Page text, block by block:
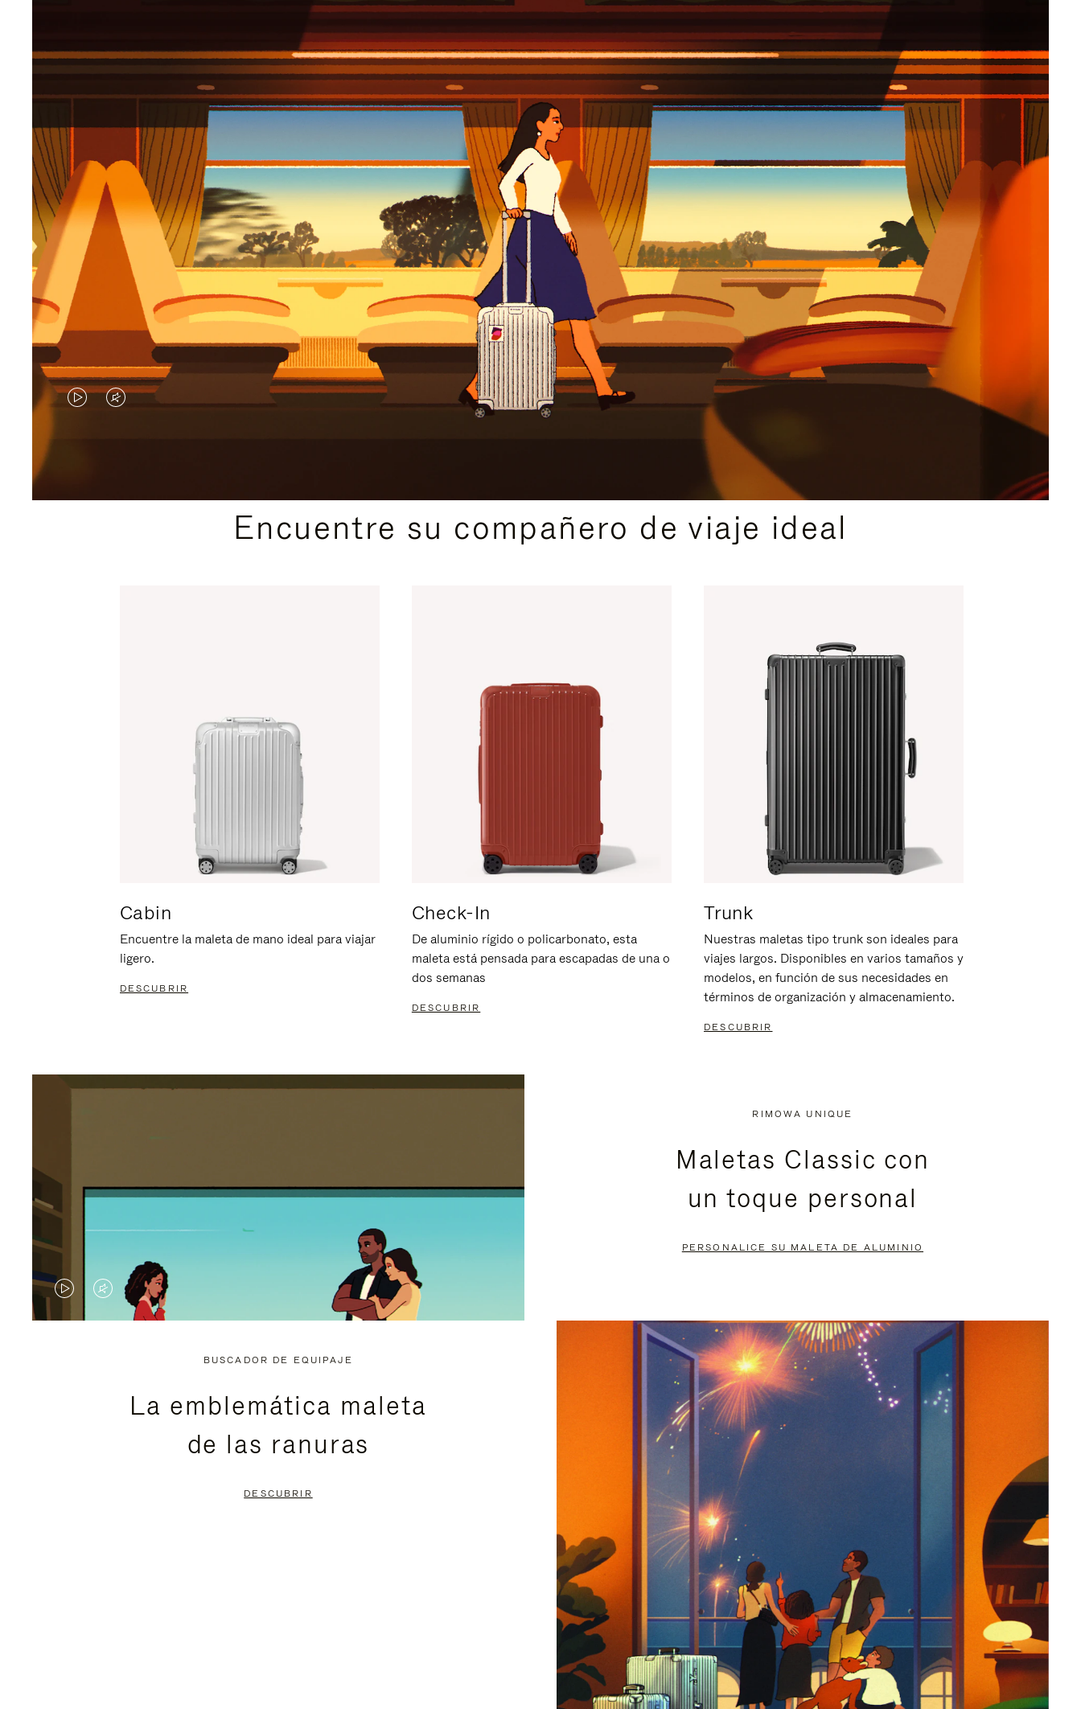
EL
ESTÁ
EL
VÍDEO
Encuentre su compañero de viaje ideal
Cabin
Encuentre la maleta de mano ideal para viajar
ligero.
DESCUBRIR
Check-In
De aluminio rígido o policarbonato, esta
maleta está pensada para escapadas de una o
dos semanas
DESCUBRIR
Trunk
Nuestras maletas tipo trunk son ideales para
viajes largos. Disponibles en varios tamaños y
modelos, en función de sus necesidades en
términos de organización y almacenamiento.
DESCUBRIR
EL
PAUSADO,
EL
ESTÁ
DESACTIVADO:
RIMOWA UNIQUE
Maletas Classic con
un toque personal
PERSONALICE SU MALETA DE ALUMINIO
BUSCADOR DE EQUIPAJE
La emblemática maleta
de las ranuras
DESCUBRIR